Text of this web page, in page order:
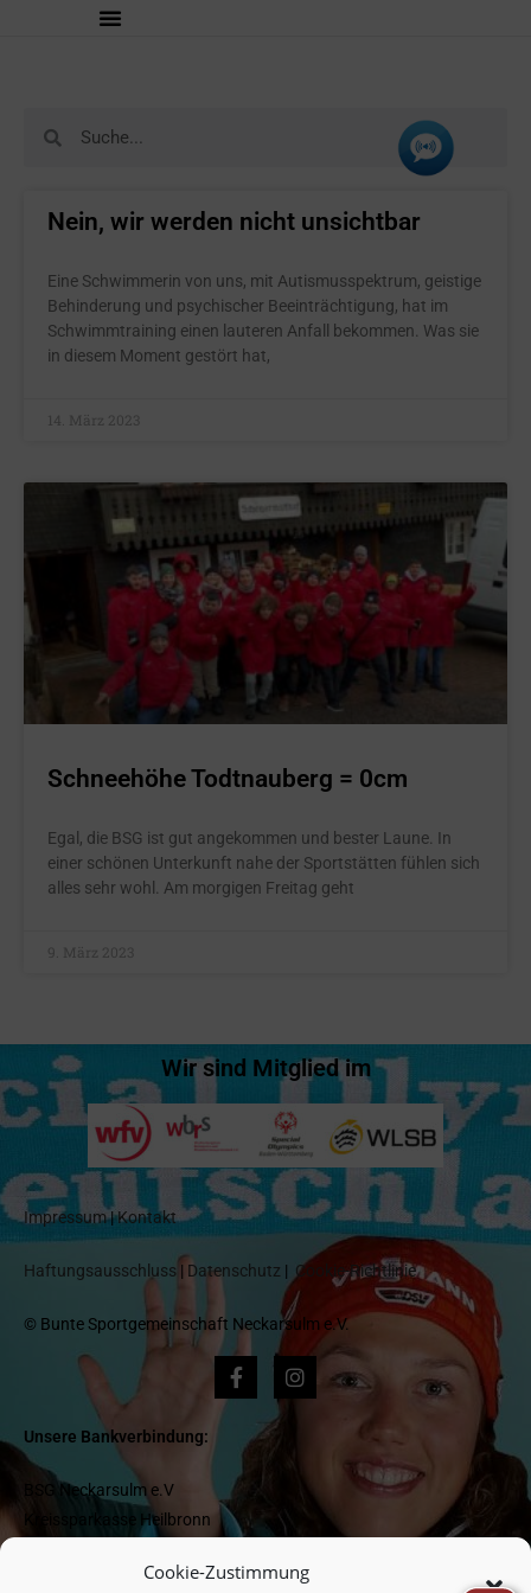
Cookie-Zustimmung
Nein, wir werden nicht unsichtbar
Eine Schwimmerin von uns, mit Autismusspektrum, geistige
Behinderung und psychischer Beeinträchtigung, hat im
Schwimmtraining einen lauteren Anfall bekommen. Was sie
in diesem Moment gestört hat,
14. März 2023
Schneehöhe Todtnauberg = 0cm
Egal, die BSG ist gut angekommen und bester Laune. In
einer schönen Unterkunft nahe der Sportstätten fühlen sich
alles sehr wohl. Am morgigen Freitag geht
9. März 2023
Wir sind Mitglied im
Impressum|Kontakt
Haftungsausschluss | Datenschutz | Cookie-Richtlinie
© Bunte Sportgemeinschaft Neckarsulm e.V.
Unsere Bankverbindung:
BSG Neckarsulm e.V
Kreissparkasse Heilbronn
BIC HEISDE66XXX